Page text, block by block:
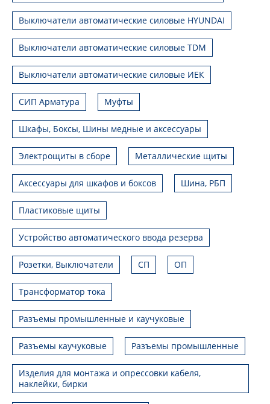
Выключатели автоматические силовые HYUNDAI
Выключатели автоматические силовые TDM
Выключатели автоматические силовые ИЕК
СИП Арматура Муфты
Шкафы, Боксы, Шины медные и аксессуары
Электрощиты в сборе Металлические щиты
Аксессуары для шкафов и боксов Шина, РБП
Пластиковые щиты
Устройство автоматического ввода резерва
Розетки, Выключатели СП ОП
Трансформатор тока
Разъемы промышленные и каучуковые
Разъемы каучуковые Разъемы промышленные
Изделия для монтажа и опрессовки кабеля,
наклейки, бирки